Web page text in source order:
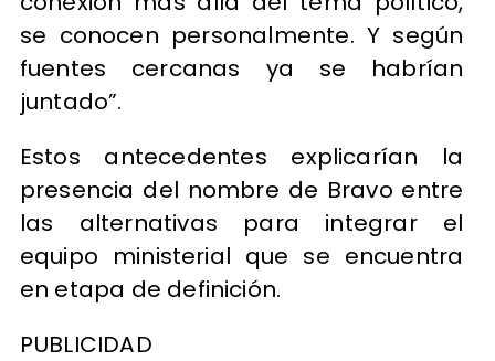
se conocen personalmente. Y según
fuentes cercanas ya se habrían
juntado”.
Estos antecedentes explicarían la
presencia del nombre de Bravo entre
las alternativas para integrar el
equipo ministerial que se encuentra
en etapa de definición.
PUBLICIDAD